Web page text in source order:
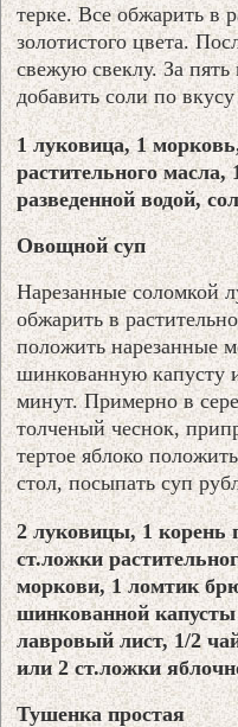
терке. Все обжарить в
золотистого цвета.
свежую свеклу. За
добавить соли по
1 луковица, 1
растительного масла,
разведенной водой,
Овощной суп
Нарезанные соломкой
обжарить в
положить нарезанные
шинкованную капусту
минут. Примерно в
толченый чеснок,
тертое яблоко
стол, посыпать суп
2 луковицы, 1 корень
ст.ложки
моркови, 1 ломтик
шинкованной капусты
лавровый лист, 1/2
или 2 ст.ложки
Тушенка простая